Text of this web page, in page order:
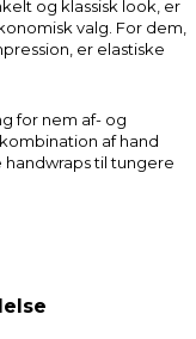
fungerer;
du bruger siden,
til
at fortsætte som
og klassisk look, er
valg. For dem,
er elastiske
for nem af- og
af hand
til tungere